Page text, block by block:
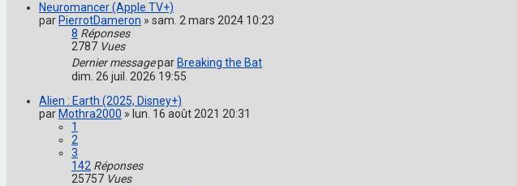
Neuromancer (Apple TV+)
parPierrotDameron » sam. 2 mars 2024 10:23
8 Réponses
2787 Vues
Dernier messageparBreaking the Bat
dim. 26 juil. 2026 19:55
Alien : Earth (2025, Disney+)
parMothra2000 » lun. 16 août 2021 20:31
1
2
3
142 Réponses
25757 Vues